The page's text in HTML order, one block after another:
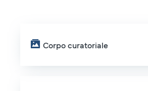
Corpo curatoriale